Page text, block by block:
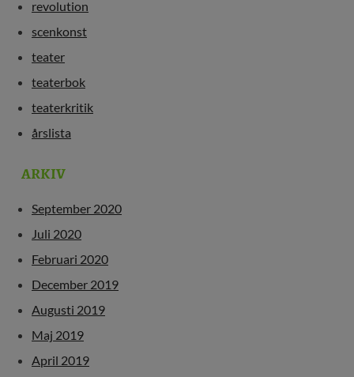
revolution
scenkonst
teater
teaterbok
teaterkritik
årslista
ARKIV
September 2020
Juli 2020
Februari 2020
December 2019
Augusti 2019
Maj 2019
April 2019